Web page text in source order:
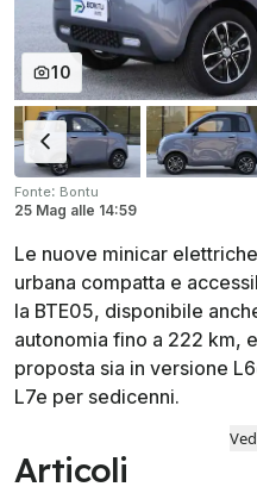
10
Fonte: Bontu
25 Mag alle 14:59
Le nuove minicar
urbana compatta e
la BTE05, disponibile
autonomia fino a 222 km,
proposta sia in versione
L7e per sedicenni.
Articoli